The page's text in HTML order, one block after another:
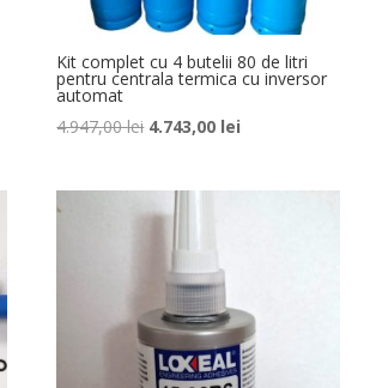
Kit complet cu 4 butelii 80 de litri
pentru centrala termica cu inversor
automat
4.947,00lei Prețul
fost:
4.947,00 lei.
4.743,00 lei